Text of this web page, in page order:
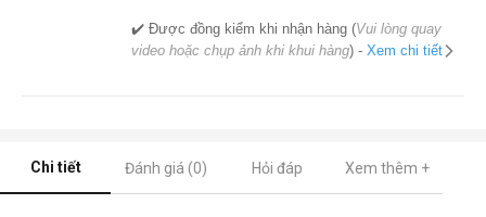
✔️ Được đồng kiểm khi nhận hàng (Vui lòng quay
video hoặc chụp ảnh khi khui hàng) - Xem chi tiết
Chi tiết Đánh giá (0) Hỏi đáp Xem thêm +